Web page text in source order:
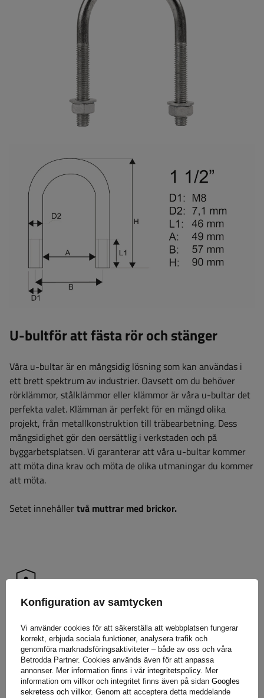
U-bultför att fästa rör och stänger
Våra u-bultar är en mångsidig lösning som kan användas i
ett brett spektrum av industrier. Oavsett om du behöver
rörklämmor, stålklämmor eller klämmor är våra u-bultar det
perfekta valet. Klämman är perfekt för en mängd olika
projekt, från metallkonstruktion till träbearbetning. Dess
mångsidighet gör den oersättlig i verkstaden och på
byggarbetsplatsen. Vi garanterar att våra u-bultar kommer
att möta dina krav och möta de olika utmaningar du kommer
att möta.
Setet innehållertvå muttrar med brickor.
Garanti
När du köper en produkt från vårt sortiment får du 2 års
garanti.Tack vare detta kan du använda den utan att oroa
dig för konsekvenserna av ett eventuellt fel. För att
säkerställa din tillfredsställelse har vi förenklat processen för
att lämna in eventuella reklamationer så mycket som möjligt
Konfiguration av samtycken
Vi använder cookies för att säkerställa att webbplatsen fungerar
korrekt, erbjuda sociala funktioner, analysera trafik och
genomföra marknadsföringsaktiviteter – både av oss och våra
Betrodda Partner. Cookies används även för att anpassa
annonser. Mer information finns i vår integritetspolicy. Mer
information om villkor och integritet finns även på sidan Googles
sekretess och villkor. Genom att acceptera detta meddelande